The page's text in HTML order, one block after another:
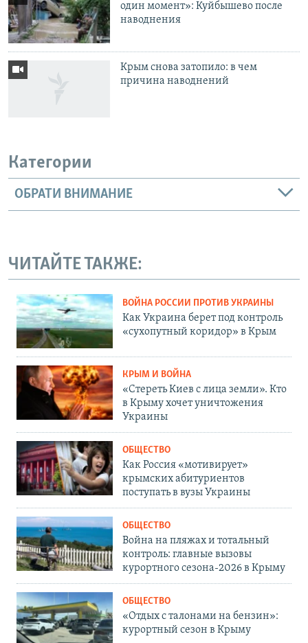
один момент»: Куйбышево после
наводнения
Крым снова затопило: в чем
причина наводнений
Категории
ОБРАТИ ВНИМАНИЕ
ЧИТАЙТЕ ТАКЖЕ:
ВОЙНА РОССИИ ПРОТИВ УКРАИНЫ
Как Украина берет под контроль
«сухопутный коридор» в Крым
КРЫМ И ВОЙНА
«Стереть Киев с лица земли». Кто
в Крыму хочет уничтожения
Украины
ОБЩЕСТВО
Как Россия «мотивирует»
крымских абитуриентов
поступать в вузы Украины
ОБЩЕСТВО
Война на пляжах и тотальный
контроль: главные вызовы
курортного сезона-2026 в Крыму
ОБЩЕСТВО
«Отдых с талонами на бензин»:
курортный сезон в Крыму